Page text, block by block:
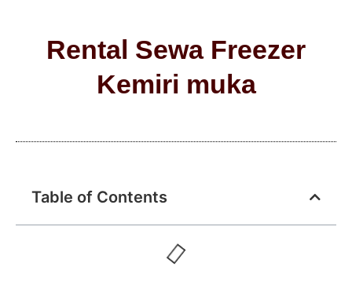
Rental Sewa Freezer
Kemiri muka
Table of Contents